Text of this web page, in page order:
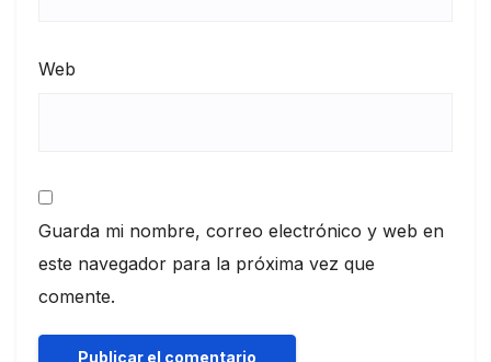
Web
Guarda mi nombre, correo electrónico y web en
este navegador para la próxima vez que
comente.